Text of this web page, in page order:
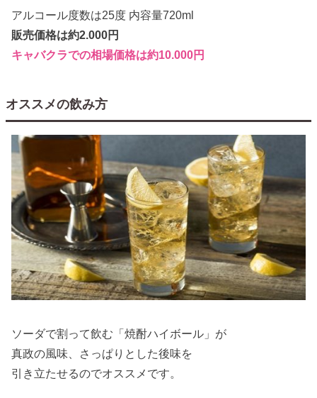
アルコール度数は25度 内容量720ml
販売価格は約2.000円
キャバクラでの相場価格は約10.000円
オススメの飲み方
ソーダで割って飲む「焼酎ハイボール」が
真政の風味、さっぱりとした後味を
引き立たせるのでオススメです。